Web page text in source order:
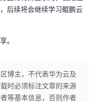
后续将会继续学习鲲鹏云
。
博主，不代表华为云及
时必须标注文章的来源
等基本信息，否则作者